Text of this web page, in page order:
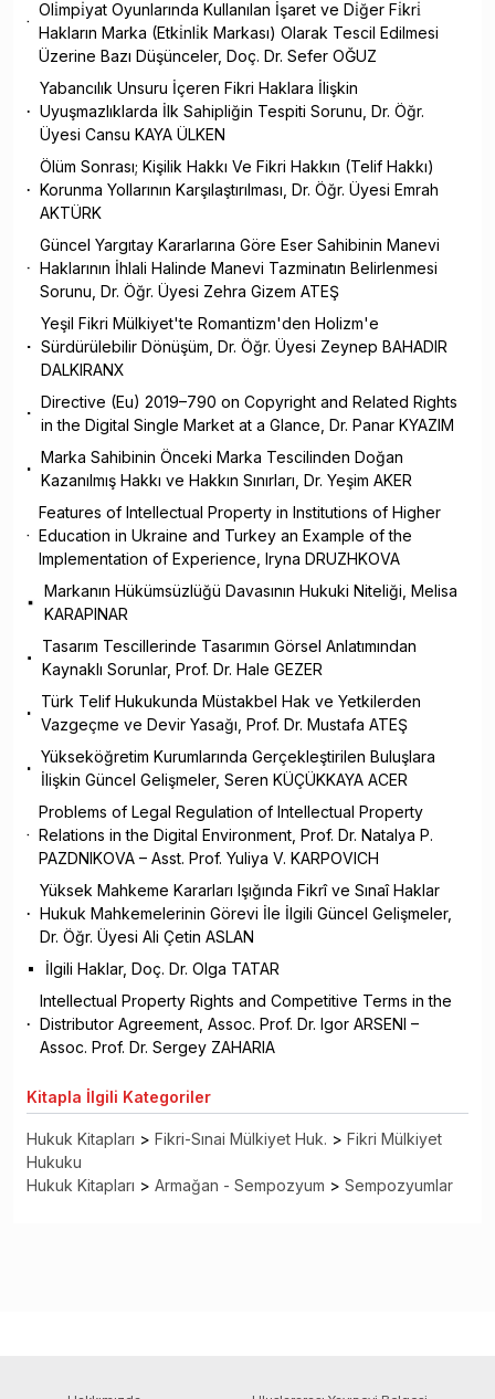
Oli̇mpi̇yat Oyunlarında Kullanılan İşaret ve Di̇ğer Fi̇kri̇
Hakların Marka (Etki̇nli̇k Markası) Olarak Tescil Edilmesi
Üzerine Bazı Düşünceler, Doç. Dr. Sefer OĞUZ
Yabancılık Unsuru İçeren Fikri Haklara İlişkin
Uyuşmazlıklarda İlk Sahipliğin Tespiti Sorunu, Dr. Öğr.
Üyesi Cansu KAYA ÜLKEN
Ölüm Sonrası; Kişilik Hakkı Ve Fikri Hakkın (Telif Hakkı)
Korunma Yollarının Karşılaştırılması, Dr. Öğr. Üyesi Emrah
AKTÜRK
Güncel Yargıtay Kararlarına Göre Eser Sahibinin Manevi
Haklarının İhlali Halinde Manevi Tazminatın Belirlenmesi
Sorunu, Dr. Öğr. Üyesi Zehra Gizem ATEŞ
Yeşil Fikri Mülkiyet'te Romantizm'den Holizm'e
Sürdürülebilir Dönüşüm, Dr. Öğr. Üyesi Zeynep BAHADIR
DALKIRANX
Directive (Eu) 2019–790 on Copyright and Related Rights
in the Digital Single Market at a Glance, Dr. Panar KYAZIM
Marka Sahibinin Önceki Marka Tescilinden Doğan
Kazanılmış Hakkı ve Hakkın Sınırları, Dr. Yeşim AKER
Features of Intellectual Property in Institutions of Higher
Education in Ukraine and Turkey an Example of the
Implementation of Experience, Iryna DRUZHKOVA
Markanın Hükümsüzlüğü Davasının Hukuki Niteliği, Melisa
KARAPINAR
Tasarım Tescillerinde Tasarımın Görsel Anlatımından
Kaynaklı Sorunlar, Prof. Dr. Hale GEZER
Türk Telif Hukukunda Müstakbel Hak ve Yetkilerden
Vazgeçme ve Devir Yasağı, Prof. Dr. Mustafa ATEŞ
Yükseköğretim Kurumlarında Gerçekleştirilen Buluşlara
İlişkin Güncel Gelişmeler, Seren KÜÇÜKKAYA ACER
Problems of Legal Regulation of Intellectual Property
Relations in the Digital Environment, Prof. Dr. Natalya P.
PAZDNIKOVA – Asst. Prof. Yuliya V. KARPOVICH
Yüksek Mahkeme Kararları Işığında Fikrî ve Sınaî Haklar
Hukuk Mahkemelerinin Görevi İle İlgili Güncel Gelişmeler,
Dr. Öğr. Üyesi Ali Çetin ASLAN
İlgili Haklar, Doç. Dr. Olga TATAR
Intellectual Property Rights and Competitive Terms in the
Distributor Agreement, Assoc. Prof. Dr. Igor ARSENI –
Assoc. Prof. Dr. Sergey ZAHARIA
Kitapla İlgili Kategoriler
Hukuk Kitapları > Fikri-Sınai Mülkiyet Huk. > Fikri Mülkiyet
Hukuku
Hukuk Kitapları > Armağan - Sempozyum > Sempozyumlar